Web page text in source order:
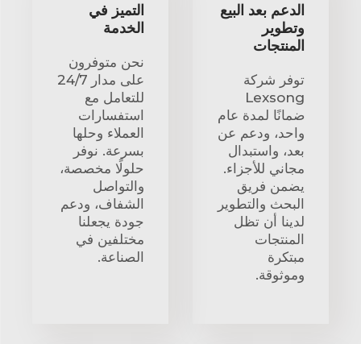
الدعم بعد البيع
وتطوير
المنتجات
توفر شركة
Lexsong
ضمانًا لمدة عام
واحد، ودعم عن
بعد، واستبدال
مجاني للأجزاء.
يضمن فريق
البحث والتطوير
لدينا أن تظل
المنتجات
مبتكرة
وموثوقة.
التميز في
الخدمة
نحن متوفرون
على مدار 24/7
للتعامل مع
استفسارات
العملاء وحلها
بسرعة. نوفر
حلولًا مخصصة،
والتواصل
الشفاف، ودعم
جودة يجعلنا
مختلفين في
الصناعة.